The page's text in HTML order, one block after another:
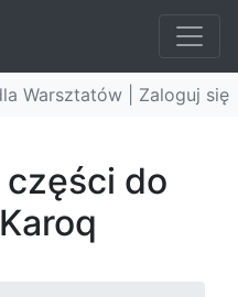
Warsztatów | Zaloguj się
do